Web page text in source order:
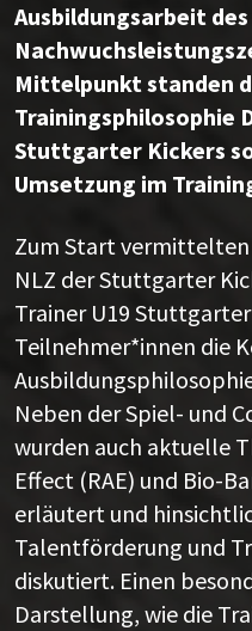
Ausbildungsarbeit des
Mittelpunkt standen
Trainingsphilosophie
Stuttgarter Kickers
Umsetzung im
Zum Start vermittelten
NLZ der Stuttgarter
Trainer U19
Teilnehmer*innen die
Neben der Spiel- und
wurden auch aktuelle
Effect (RAE) und Bio-
erläutert und
Talentförderung und
diskutiert. Einen
Darstellung, wie die